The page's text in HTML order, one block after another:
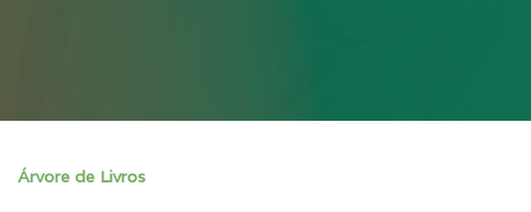
Árvore de Livros